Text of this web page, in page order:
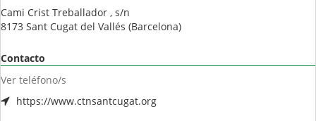
Cami Crist Treballador , s/n
8173 Sant Cugat del Vallés (Barcelona)
Contacto
Ver teléfono/s
https://www.ctnsantcugat.org